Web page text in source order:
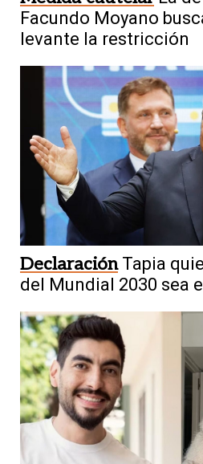
Facundo Moyano
levante la restricción
Declaración Tapia
del Mundial 2030 sea